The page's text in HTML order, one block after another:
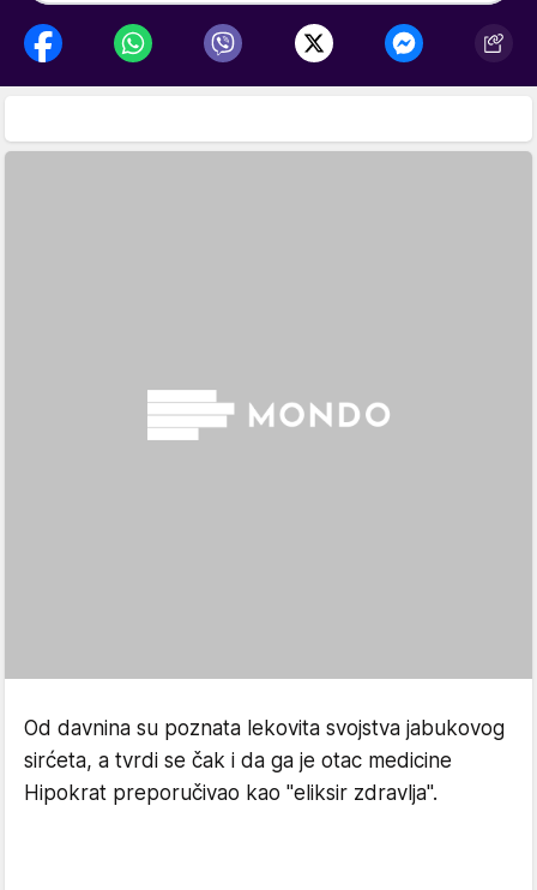
Od davnina su poznata lekovita svojstva jabukovog
sirćeta, a tvrdi se čak i da ga je otac medicine
Hipokrat preporučivao kao "eliksir zdravlja".